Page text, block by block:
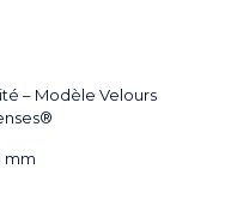
– Modèle Velours
mm